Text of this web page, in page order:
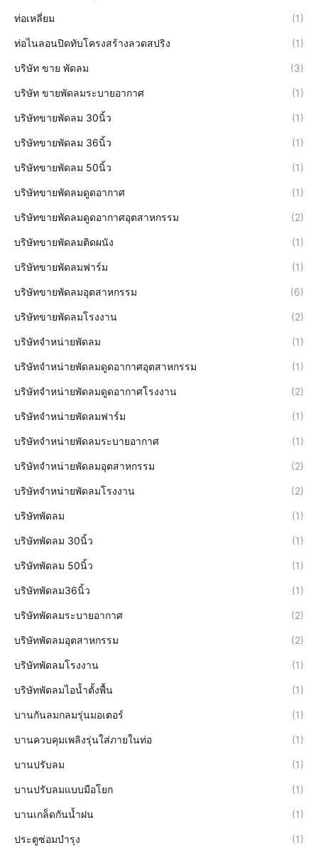
ท่อเหลี่ยม (1)
ท่อไนลอนปิดทับโครงสร้างลวดสปริง (1)
บริษัท ขาย พัดลม (3)
บริษัท ขายพัดลมระบายอากาศ (1)
บริษัทขายพัดลม 30นิ้ว (1)
บริษัทขายพัดลม 36นิ้ว (1)
บริษัทขายพัดลม 50นิ้ว (1)
บริษัทขายพัดลมดูดอากาศ (1)
บริษัทขายพัดลมดูดอากาศอุตสาหกรรม (2)
บริษัทขายพัดลมติดผนัง (1)
บริษัทขายพัดลมฟาร์ม (1)
บริษัทขายพัดลมอุตสาหกรรม (6)
บริษัทขายพัดลมโรงงาน (2)
บริษัทจำหน่ายพัดลม (1)
บริษัทจำหน่ายพัดลมดูดอากาศอุตสาหกรรม (1)
บริษัทจำหน่ายพัดลมดูดอากาศโรงงาน (2)
บริษัทจำหน่ายพัดลมฟาร์ม (1)
บริษัทจำหน่ายพัดลมระบายอากาศ (1)
บริษัทจำหน่ายพัดลมอุตสาหกรรม (2)
บริษัทจำหน่ายพัดลมโรงงาน (2)
บริษัทพัดลม (1)
บริษัทพัดลม 30นิ้ว (1)
บริษัทพัดลม 50นิ้ว (1)
บริษัทพัดลม36นิ้ว (1)
บริษัทพัดลมระบายอากาศ (2)
บริษัทพัดลมอุตสาหกรรม (2)
บริษัทพัดลมโรงงาน (1)
บริษัทพัดลมไอน้ำตั้งพื้น (1)
บานกันลมกลมรุ่นมอเตอร์ (1)
บานควบคุมเพลิงรุ่นใส่ภายในท่อ (1)
บานปรับลม (1)
บานปรับลมแบบมือโยก (1)
บานเกล็ดกันน้ำฝน (1)
ประตูซ่อมบำรุง (1)